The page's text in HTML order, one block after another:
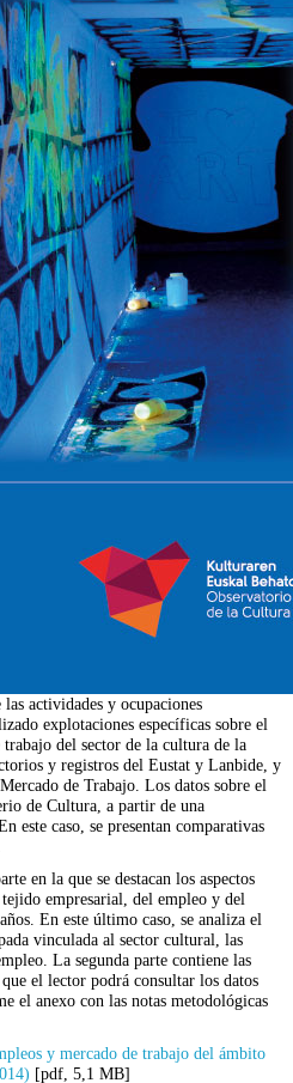
actividades y ocupaciones
explotaciones específicas sobre el
del sector de la cultura de la
y registros del Eustat y Lanbide, y
de Trabajo. Los datos sobre el
de Cultura, a partir de una
este caso, se presentan comparativas
en la que se destacan los aspectos
empresarial, del empleo y del
En este último caso, se analiza el
vinculada al sector cultural, las
La segunda parte contiene las
el lector podrá consultar los datos
el anexo con las notas metodológicas
y mercado de trabajo del ámbito
[pdf, 5,1 MB]